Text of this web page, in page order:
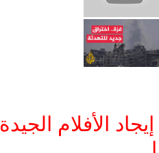
الأفلام الجيدة